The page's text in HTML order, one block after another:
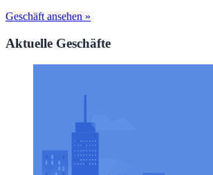
Geschäft ansehen »
Aktuelle Geschäfte